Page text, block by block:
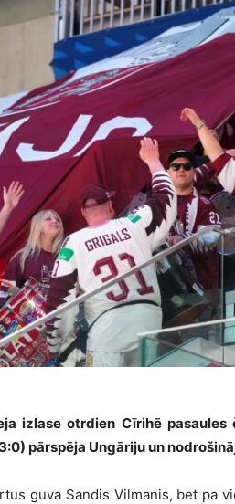
izlase otrdien Cīrihē pasaules
3:0) pārspēja Ungāriju un
guva Sandis Vilmanis, bet pa